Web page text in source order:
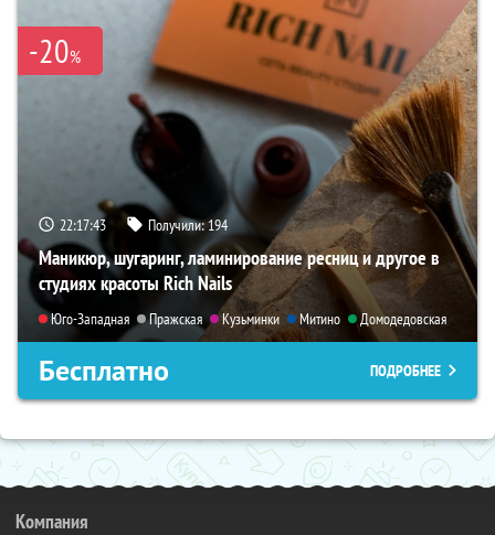
-20%
22:17:41 Получили:194
Маникюр, шугаринг, ламинирование ресниц и другое в
студиях красоты Rich Nails
Юго-Западная Пражская Кузьминки Митино Домодедовская
Бесплатно ПОДРОБНЕЕ
Компания